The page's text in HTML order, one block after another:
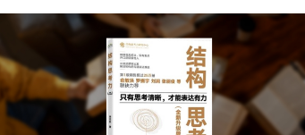
CMoney
書
會
—